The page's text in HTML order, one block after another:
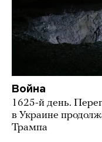
Война
1625-й день.
в Украине
Трампа